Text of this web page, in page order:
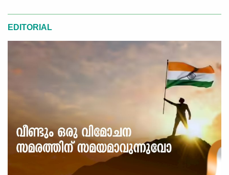
EDITORIAL